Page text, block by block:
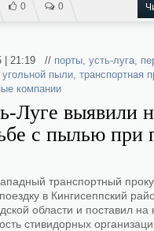
0 0
| 21:19 // порты, усть-луга,
пыли, транспортная
компании
Луге выявили
с пылью при
транспортный
в Кингисеппский
области и поставил на
стивидорных